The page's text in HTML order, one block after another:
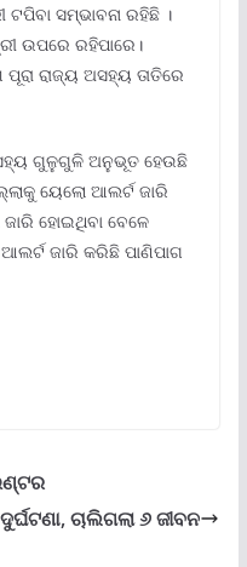
ସମ୍ଭାବନା ରହିଛି ।
ଉପରେ ରହିପାରେ।
ରାଜ୍ୟ ଅସହ୍ୟ ତାତିରେ
ଗୁଳୁଗୁଳି ଅନୁଭୂତ ହେଉଛି
ୟେଲୋ ଆଲର୍ଟ ଜାରି
ଜାରି ହୋଇଥିବା ବେଳେ
ଜାରି କରିଛି ପାଣିପାଗ
ଚାଲିଗଲା ୬ ଜୀବନ